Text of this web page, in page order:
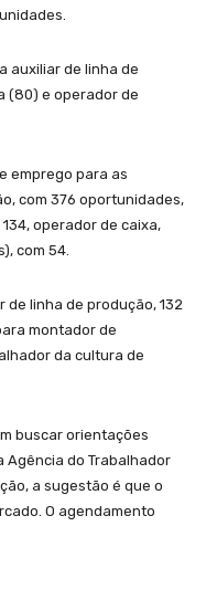
auxiliar de linha de
(80) e operador de
emprego para as
com 376 oportunidades,
operador de caixa,
com 54.
de linha de produção, 132
montador de
da cultura de
buscar orientações
Agência do Trabalhador
a sugestão é que o
O agendamento